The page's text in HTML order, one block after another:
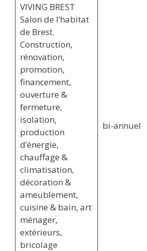
VIVING BREST
Salon de l’habitat
de Brest.
Construction,
rénovation,
promotion,
financement,
ouverture &
fermeture,
isolation,
production
d’énergie,
chauffage &
climatisation,
décoration &
ameublement,
cuisine & bain, art
ménager,
extérieurs,
bricolage
bi-annuel